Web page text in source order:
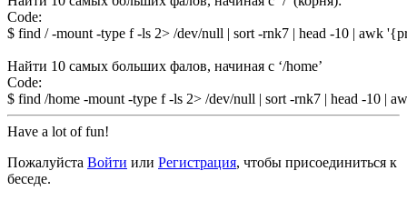
Code:
$ find / -mount -type f -ls 2> /dev/null | sort -rnk7 | head -10 | awk
Найти 10 самых больших фалов, начиная с ‘/home’
Code:
$ find /home -mount -type f -ls 2> /dev/null | sort -rnk7 | head -10 |
Have a lot of fun!
Пожалуйста Войти или Регистрация, чтобы присоединиться к
беседе.